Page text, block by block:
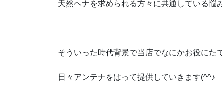
天然ヘナを求められる方々に共通している悩
そういった時代背景で当店でなにかお役にた
日々アンテナをはって提供していきます(^^♪